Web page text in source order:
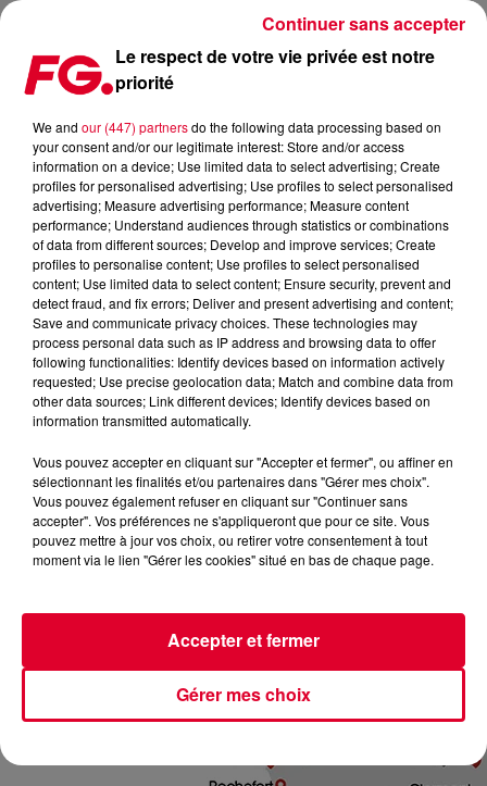
NOS FRÉQUENCES EN FM ET EN DAB+
Le respect de votre vie privée est notre
priorité
We and our (447) partnersdo the following data processing based on
your consent and/or our legitimate interest: Store and/or access
information on a device; Use limited data to select advertising; Create
profiles for personalised advertising; Use profiles to select personalised
advertising; Measure advertising performance; Measure content
performance; Understand audiences through statistics or combinations
of data from different sources; Develop and improve services; Create
profiles to personalise content; Use profiles to select personalised
content; Use limited data to select content; Ensure security, prevent and
detect fraud, and fix errors; Deliver and present advertising and content;
Save and communicate privacy choices. These technologies may
process personal data such as IP address and browsing data to offer
following functionalities: Identify devices based on information actively
requested; Use precise geolocation data; Match and combine data from
other data sources; Link different devices; Identify devices based on
information transmitted automatically.
Vous pouvez accepter en cliquant sur "Accepter et fermer", ou affiner en
sélectionnant les finalités et/ou partenaires dans "Gérer mes choix".
Vous pouvez également refuser en cliquant sur "Continuer sans
accepter". Vos préférences ne s'appliqueront que pour ce site. Vous
pouvez mettre à jour vos choix, ou retirer votre consentement à tout
moment via le lien "Gérer les cookies" situé en bas de chaque page.
Gérer mes choix
Accepter et fermer
Continuer sans accepter